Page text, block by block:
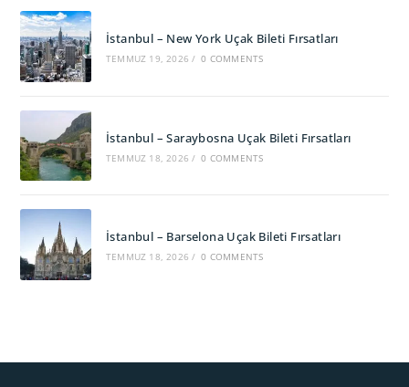
İstanbul – New York Uçak Bileti Fırsatları
TEMMUZ 19, 2026 / 0 COMMENTS
İstanbul – Saraybosna Uçak Bileti Fırsatları
TEMMUZ 18, 2026 / 0 COMMENTS
İstanbul – Barselona Uçak Bileti Fırsatları
TEMMUZ 18, 2026 / 0 COMMENTS